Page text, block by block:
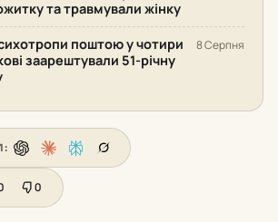
та травмували жінку
поштою у чотири
заарештували 51-річну
8 Серпня
0